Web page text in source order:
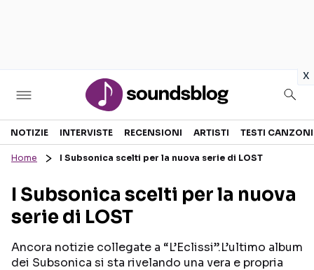
x
Sezioni
RECENSIONI MUSICALI
INTERVISTE
GOSSIP E CURIOSITÀ
TESTI CANZONI
TALENT SHOW
NOTIZIE INTERVISTE RECENSIONI ARTISTI TESTI CANZONI
Home I Subsonica scelti per la nuova serie di LOST
I Subsonica scelti per la nuova
serie di LOST
Ancora notizie collegate a “L’Eclissi”.L’ultimo album
dei Subsonica si sta rivelando una vera e propria